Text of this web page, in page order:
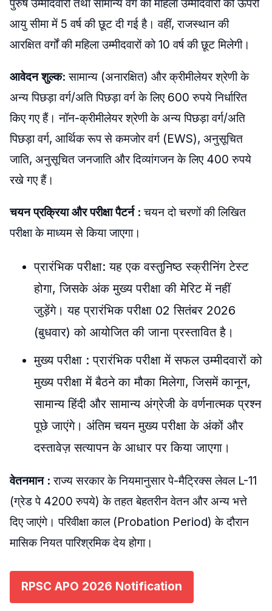
पुरुष उम्मीदवारों तथा सामान्य वर्ग की महिला उम्मीदवारों को ऊपरी
आयु सीमा में 5 वर्ष की छूट दी गई है। वहीं, राजस्थान की
आरक्षित वर्गों की महिला उम्मीदवारों को 10 वर्ष की छूट मिलेगी।
आवेदन शुल्क: ​सामान्य (अनारक्षित) और क्रीमीलेयर श्रेणी के
अन्य पिछड़ा वर्ग/अति पिछड़ा वर्ग के लिए 600 रुपये निर्धारित
किए गए हैं। ​नॉन-क्रीमीलेयर श्रेणी के अन्य पिछड़ा वर्ग/अति
पिछड़ा वर्ग, आर्थिक रूप से कमजोर वर्ग (EWS), अनुसूचित
जाति, अनुसूचित जनजाति और दिव्यांगजन के लिए 400 रुपये
रखे गए हैं।
​चयन प्रक्रिया और परीक्षा पैटर्न : चयन दो चरणों की लिखित
परीक्षा के माध्यम से किया जाएगा।
प्रारंभिक परीक्षा: यह एक वस्तुनिष्ठ स्क्रीनिंग टेस्ट
होगा, जिसके अंक मुख्य परीक्षा की मेरिट में नहीं
जुड़ेंगे। यह प्रारंभिक परीक्षा 02 सितंबर 2026
(बुधवार) को आयोजित की जाना प्रस्तावित है।
​मुख्य परीक्षा : प्रारंभिक परीक्षा में सफल उम्मीदवारों को
मुख्य परीक्षा में बैठने का मौका मिलेगा, जिसमें कानून,
सामान्य हिंदी और सामान्य अंग्रेजी के वर्णनात्मक प्रश्न
पूछे जाएंगे। अंतिम चयन मुख्य परीक्षा के अंकों और
दस्तावेज़ सत्यापन के आधार पर किया जाएगा।
​वेतनमान : राज्य सरकार के नियमानुसार पे-मैट्रिक्स लेवल L-11
(ग्रेड पे 4200 रुपये) के तहत बेहतरीन वेतन और अन्य भत्ते
दिए जाएंगे। परिवीक्षा काल (Probation Period) के दौरान
मासिक नियत पारिश्रमिक देय होगा।
RPSC APO 2026 Notification